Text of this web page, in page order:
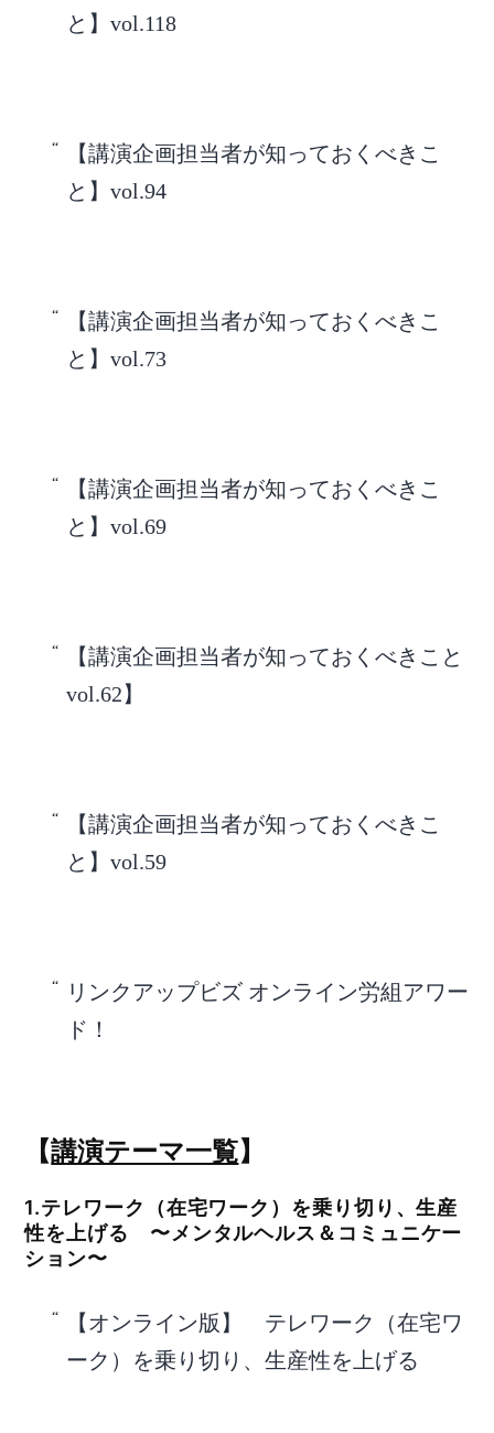
と】vol.118
【講演企画担当者が知っておくべきこ
と】vol.94
【講演企画担当者が知っておくべきこ
と】vol.73
【講演企画担当者が知っておくべきこ
と】vol.69
【講演企画担当者が知っておくべきこと
vol.62】
【講演企画担当者が知っておくべきこ
と】vol.59
リンクアップビズ オンライン労組アワー
ド！
【講演テーマ一覧】
1.テレワーク（在宅ワーク）を乗り切り、生産
性を上げる 〜メンタルヘルス＆コミュニケー
ション〜
【オンライン版】 テレワーク（在宅ワ
ーク）を乗り切り、生産性を上げる